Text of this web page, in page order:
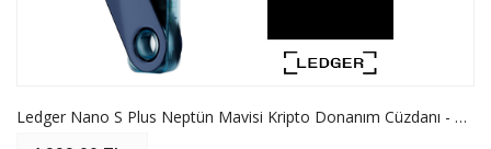
Ledger Nano S Plus Neptün Mavisi Kripto Donanım Cüzdanı - Soğuk Cüzdan